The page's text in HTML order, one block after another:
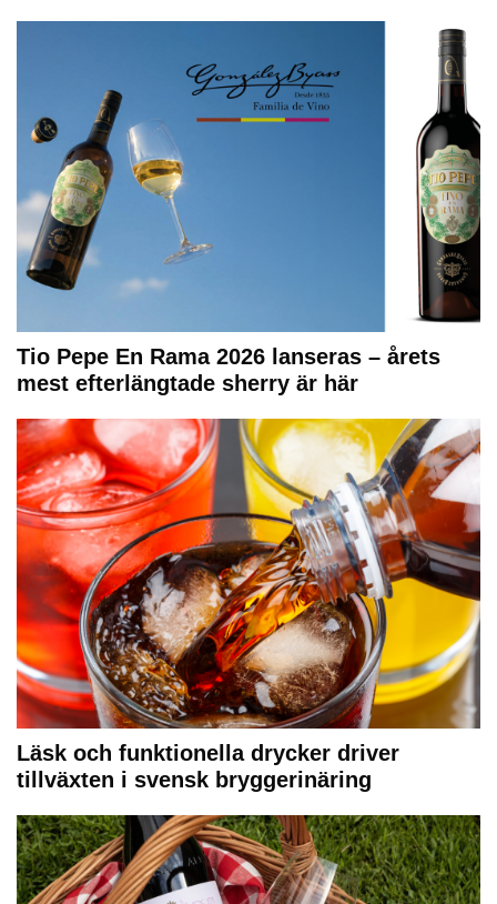
Tio Pepe En Rama 2026 lanseras – årets
mest efterlängtade sherry är här
Läsk och funktionella drycker driver
tillväxten i svensk bryggerinäring